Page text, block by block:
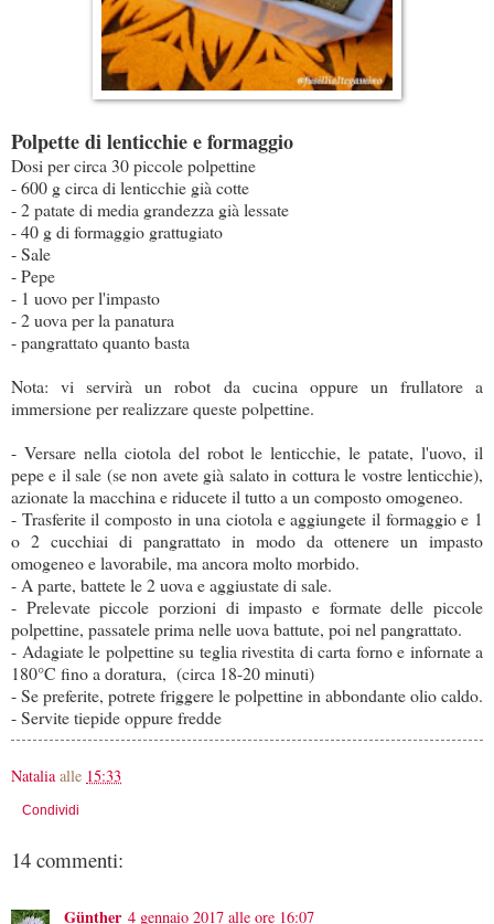
Polpette di lenticchie e formaggio
Dosi per circa 30 piccole polpettine
- 600 g circa di lenticchie già cotte
- 2 patate di media grandezza già lessate
- 40 g di formaggio grattugiato
- Sale
- Pepe
- 1 uovo per l'impasto
- 2 uova per la panatura
- pangrattato quanto basta
Nota: vi servirà un robot da cucina oppure un frullatore a
immersione per realizzare queste polpettine.
- Versare nella ciotola del robot le lenticchie, le patate, l'uovo, il
pepe e il sale (se non avete già salato in cottura le vostre lenticchie),
azionate la macchina e riducete il tutto a un composto omogeneo.
- Trasferite il composto in una ciotola e aggiungete il formaggio e 1
o 2 cucchiai di pangrattato in modo da ottenere un impasto
omogeneo e lavorabile, ma ancora molto morbido.
- A parte, battete le 2 uova e aggiustate di sale.
- Prelevate piccole porzioni di impasto e formate delle piccole
polpettine, passatele prima nelle uova battute, poi nel pangrattato.
- Adagiate le polpettine su teglia rivestita di carta forno e infornate a
180°C fino a doratura, (circa 18-20 minuti)
- Se preferite, potrete friggere le polpettine in abbondante olio caldo.
- Servite tiepide oppure fredde
Natalia alle 15:33
Condividi
14 commenti:
Günther 4 gennaio 2017 alle ore 16:07